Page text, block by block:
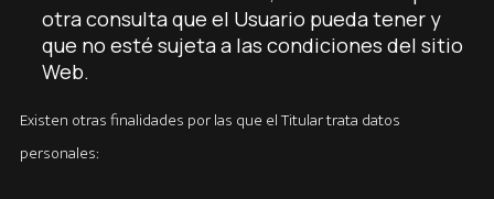
otra consulta que el Usuario pueda tener y
que no esté sujeta a las condiciones del sitio
Web.
Existen otras finalidades por las que el Titular trata datos
personales: